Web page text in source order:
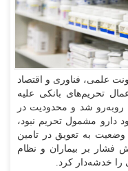
علمی، فناوری و اقتصاد
تحریم‌های بانکی علیه
روبه‌رو شد و محدودیت در
دارو مشمول تحریم نبود،
به تعویق در تامین
فشار بر بیماران و نظام
خدشه‌دار کرد.